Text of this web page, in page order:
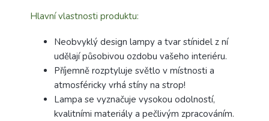
Hlavní vlastnosti produktu:
Neobvyklý design lampy a tvar stínidel z ní
udělají působivou ozdobu vašeho interiéru.
Příjemně rozptyluje světlo v místnosti a
atmosféricky vrhá stíny na strop!
Lampa se vyznačuje vysokou odolností,
kvalitními materiály a pečlivým zpracováním.